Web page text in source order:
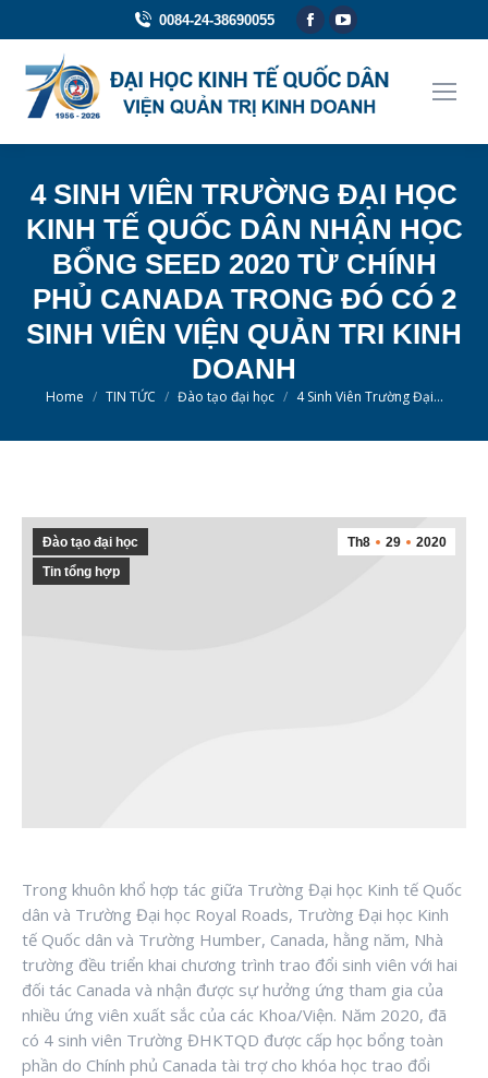
0084-24-38690055
Facebook
opens
in
YouTube
opens
in
4 SINH VIÊN TRƯỜNG ĐẠI HỌC
KINH TẾ QUỐC DÂN NHẬN HỌC
BỔNG SEED 2020 TỪ CHÍNH
PHỦ CANADA TRONG ĐÓ CÓ 2
SINH VIÊN VIỆN QUẢN TRI KINH
DOANH
You are here:
Home TIN TỨC Đào tạo đại học 4 Sinh Viên Trường Đại…
Th8 29 2020
Đào tạo đại học
Tin tổng hợp
Trong khuôn khổ hợp tác giữa Trường Đại học Kinh tế Quốc
dân và Trường Đại học Royal Roads, Trường Đại học Kinh
tế Quốc dân và Trường Humber, Canada, hằng năm, Nhà
trường đều triển khai chương trình trao đổi sinh viên với hai
đối tác Canada và nhận được sự hưởng ứng tham gia của
nhiều ứng viên xuất sắc của các Khoa/Viện. Năm 2020, đã
có 4 sinh viên Trường ĐHKTQD được cấp học bổng toàn
phần do Chính phủ Canada tài trợ cho khóa học trao đổi